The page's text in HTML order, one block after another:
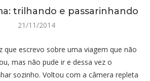
trilhando e passarinhando
21/11/2014
que escrevo sobre uma viagem que não
mas não pude ir e dessa vez o
sozinho. Voltou com a câmera repleta